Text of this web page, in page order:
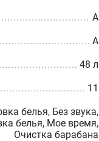
A
A
48 л
11
белья, Без звука,
белья, Мое время,
Очистка барабана